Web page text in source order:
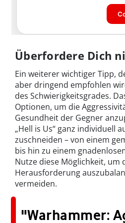
Überfordere Dich
Ein weiterer wichtiger Tipp,
aber dringend empfohlen
des Schwierigkeitsgrades.
Optionen, um die
Gesundheit der Gegner
„Hell is Us“ ganz individuell
zuschneiden – von einem
bis hin zu einem
Nutze diese Möglichkeit, um
Herausforderung
vermeiden.
"Warhammer: